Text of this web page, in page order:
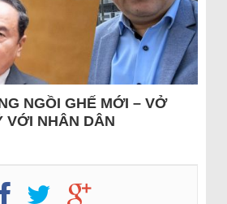
NGỒI GHẾ MỚI – VỞ
VỚI NHÂN DÂN